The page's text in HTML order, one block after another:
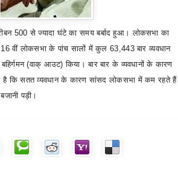
500से ज्यादा घंटे का समय बर्बाद हुआ। लोकसभा का
16वीं लोकसभा के पांच सालों में कुल63,443बार व्यवधान
बहिर्गमन (वाक् आउट) किया। बार बार के व्यवधानों के कारण
है कि सतत व्यवधान के कारण सांसद लोकसभा में कम रहते हैं
पड़ी।